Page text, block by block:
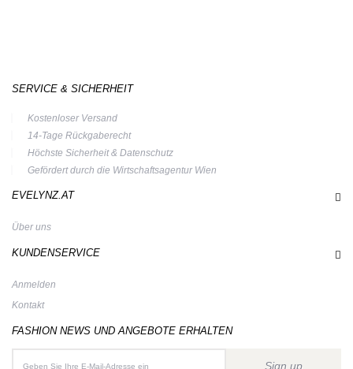
SERVICE & SICHERHEIT
Kostenloser Versand
14-Tage Rückgaberecht
Höchste Sicherheit & Datenschutz
Gefördert durch die Wirtschaftsagentur Wien
EVELYNZ.AT
Über uns
KUNDENSERVICE
Anmelden
Kontakt
FASHION NEWS UND ANGEBOTE ERHALTEN
Sign up